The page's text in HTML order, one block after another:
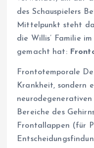
des Schauspielers
Mittelpunkt steht
die Willis’ Familie
gemacht hat:
Frontotemporale
Krankheit, sondern
Bereiche des
Frontallappen (für